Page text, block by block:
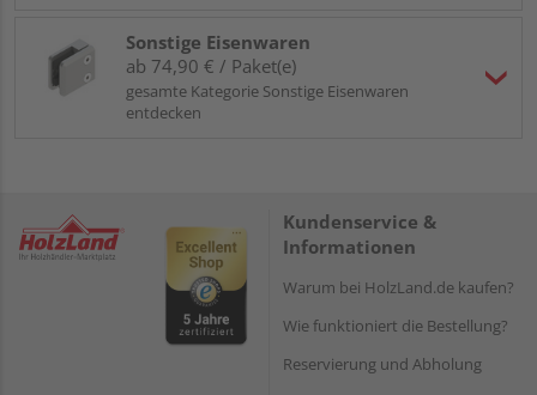
Sonstige Eisenwaren
ab 74,90 € / Paket(e)
gesamte Kategorie Sonstige Eisenwaren
entdecken
Kundenservice &
Informationen
Warum bei HolzLand.de kaufen?
Wie funktioniert die Bestellung?
Reservierung und Abholung